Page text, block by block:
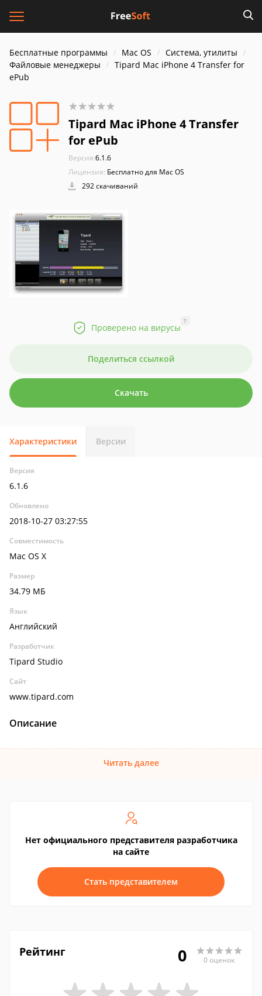
Бесплатные программы Mac OS
Система, утилиты
Файловые менеджеры
Tipard Mac iPhone 4 Transfer for
ePub
Tipard Mac iPhone 4 Transfer
for ePub
Версия:6.1.6
Лицензия: Бесплатно для Mac OS
292 скачиваний
Проверено на вирусы
?
Поделиться ссылкой
Скачать
Характеристики Версии
Версия
6.1.6
Обновлено
2018-10-27 03:27:55
Совместимость
Mac OS X
Размер
34.79 МБ
Язык
Английский
Разработчик
Tipard Studio
Сайт
www.tipard.com
Описание
Читать далее
Нет официального представителя разработчика
на сайте
Стать представителем
Рейтинг 0 0 оценок